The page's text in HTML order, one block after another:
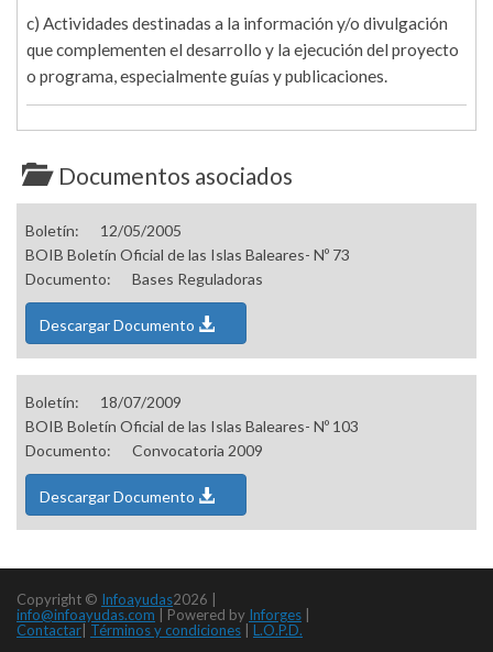
c) Actividades destinadas a la información y/o divulgación
que complementen el desarrollo y la ejecución del proyecto
o programa, especialmente guías y publicaciones.
Documentos asociados
Boletín:
12/05/2005
BOIB Boletín Oficial de las Islas Baleares- Nº 73
Documento:
Bases Reguladoras
Descargar Documento
Boletín:
18/07/2009
BOIB Boletín Oficial de las Islas Baleares- Nº 103
Documento:
Convocatoria 2009
Descargar Documento
Copyright © Infoayudas2026 |
info@infoayudas.com
Powered by Inforges
Contactar Términos y condiciones L.O.P.D.